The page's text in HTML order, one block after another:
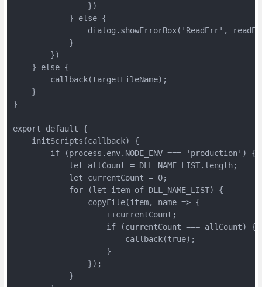
                })
            } else {
dialog.showErrorBox('ReadErr',
            }
        })
    } else {
        callback(targetFileName);
    }
}
export default {
    initScripts(callback) {
        if (process.env.NODE_ENV === 'production') {
            let allCount = DLL_NAME_LIST.length;
            let currentCount = 0;
            for (let item of DLL_NAME_LIST) {
                copyFile(item, name => {
                    ++currentCount;
                    if (currentCount === allCount) {
                        callback(true);
                    }
                });
            }